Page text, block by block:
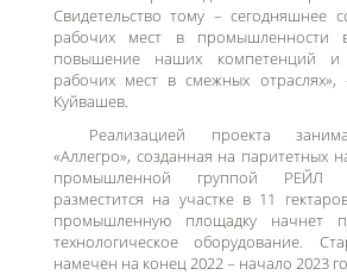
Свидетельство тому – сегодняшнее
рабочих мест в промышленности
повышение наших компетенций и
рабочих мест в смежных отраслях»,
Куйвашев.
Реализацией проекта
«Аллегро», созданная на паритетных
промышленной группой РЕЙЛ
разместится на участке в 11
промышленную площадку начнет
технологическое оборудование.
намечен на конец 2022 – начало 2023